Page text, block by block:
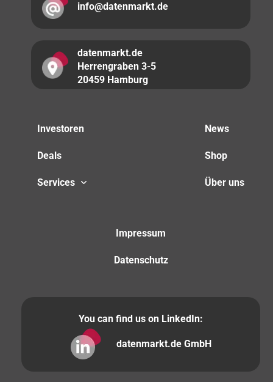
info@datenmarkt.de
datenmarkt.de
Herrengraben 3-5
20459 Hamburg
Investoren
Deals
Services
News
Shop
Über uns
Impressum
Datenschutz
You can find us on LinkedIn:
datenmarkt.de GmbH